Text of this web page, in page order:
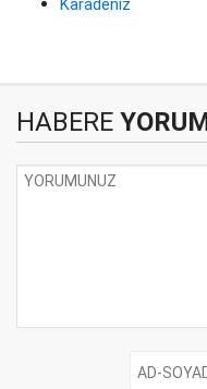
Karadeniz
HABERE